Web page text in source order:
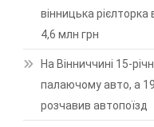
вінницька
4,6 млн грн
На Вінниччині 15-
палаючому авто, а
розчавив автопоїзд